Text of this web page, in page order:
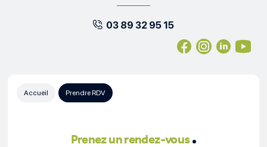
03 89 32 95 15
Accueil Prendre RDV
Prenez un rendez-vous